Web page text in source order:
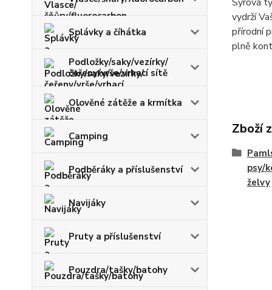
Splávky a číhátka
Podložky/saky/vezírky/
čeřeny/vrše/vrhací sítě
Olověné zátěže a krmítka
Camping
Podběráky a příslušenství
Navijáky
Pruty a příslušenství
Pouzdra/tašky/batohy
vydrží
přírodní
plně
Zboží
psy/
želvy